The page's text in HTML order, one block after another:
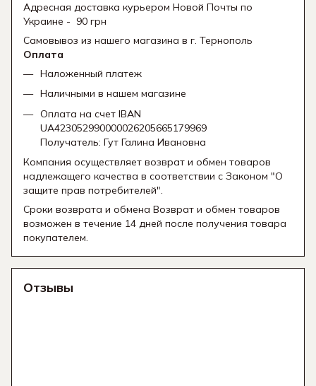
Адресная доставка курьером Новой Почты по
Украине - 90 грн
Самовывоз из нашего магазина в г. Тернополь
Оплата
Наложенный платеж
Наличными в нашем магазине
Оплата на счет IBAN
UA423052990000026205665179969
Получатель: Гут Галина Ивановна
Компания осуществляет возврат и обмен товаров
надлежащего качества в соответствии с Законом "О
защите прав потребителей".
Сроки возврата и обмена Возврат и обмен товаров
возможен в течение 14 дней после получения товара
покупателем.
Отзывы